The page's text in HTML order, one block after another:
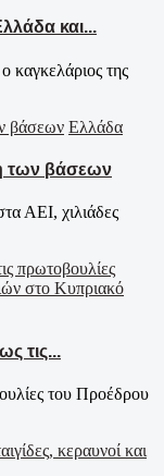
και...
καγκελάριος της
Ελλάδα
των βάσεων
ΑΕΙ, χιλιάδες
τις...
του Προέδρου